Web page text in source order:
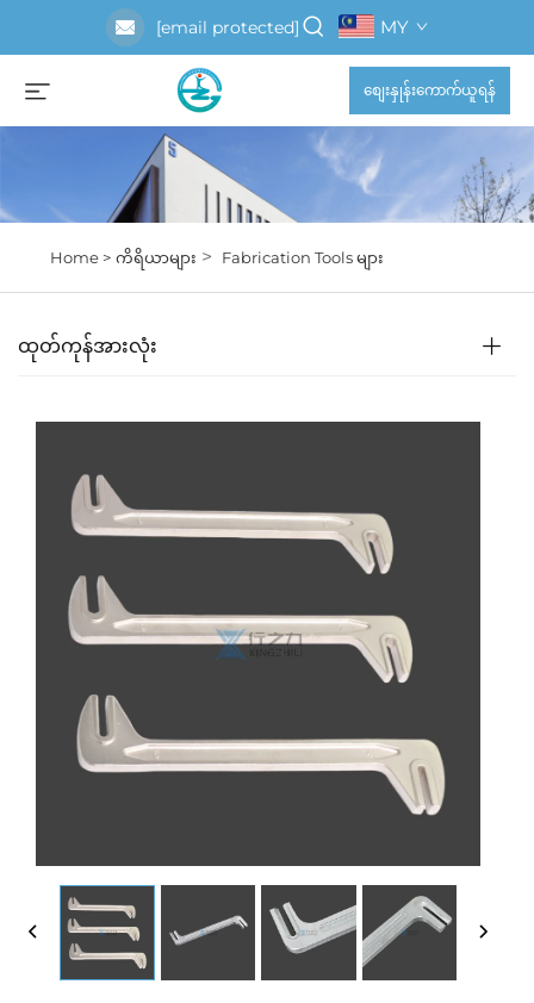
[email protected] MY
စျေးနှုန်းကောက်ယူရန်
Home > ကိရိယာများ > Fabrication Tools များ
ထုတ်ကုန်အားလုံး